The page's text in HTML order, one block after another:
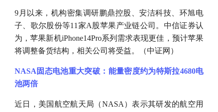
9月以来，机构密集调研鹏鼎控股、安洁科技、环旭电
子、歌尔股份等11家A股苹果产业链公司。中信证券认
为，苹果新机iPhone14Pro系列需求表现更佳，预计苹果
将调整备货结构，相关公司将受益。（中证网）
NASA固态电池重大突破：能量密度约为特斯拉4680电
池两倍
近日，美国航空航天局（NASA）表示其研发的航空用